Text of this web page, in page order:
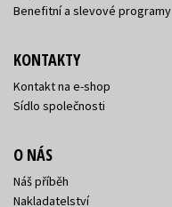
Benefitní a slevové programy
KONTAKTY
Kontakt na e-shop
Sídlo společnosti
O NÁS
Náš příběh
Nakladatelství